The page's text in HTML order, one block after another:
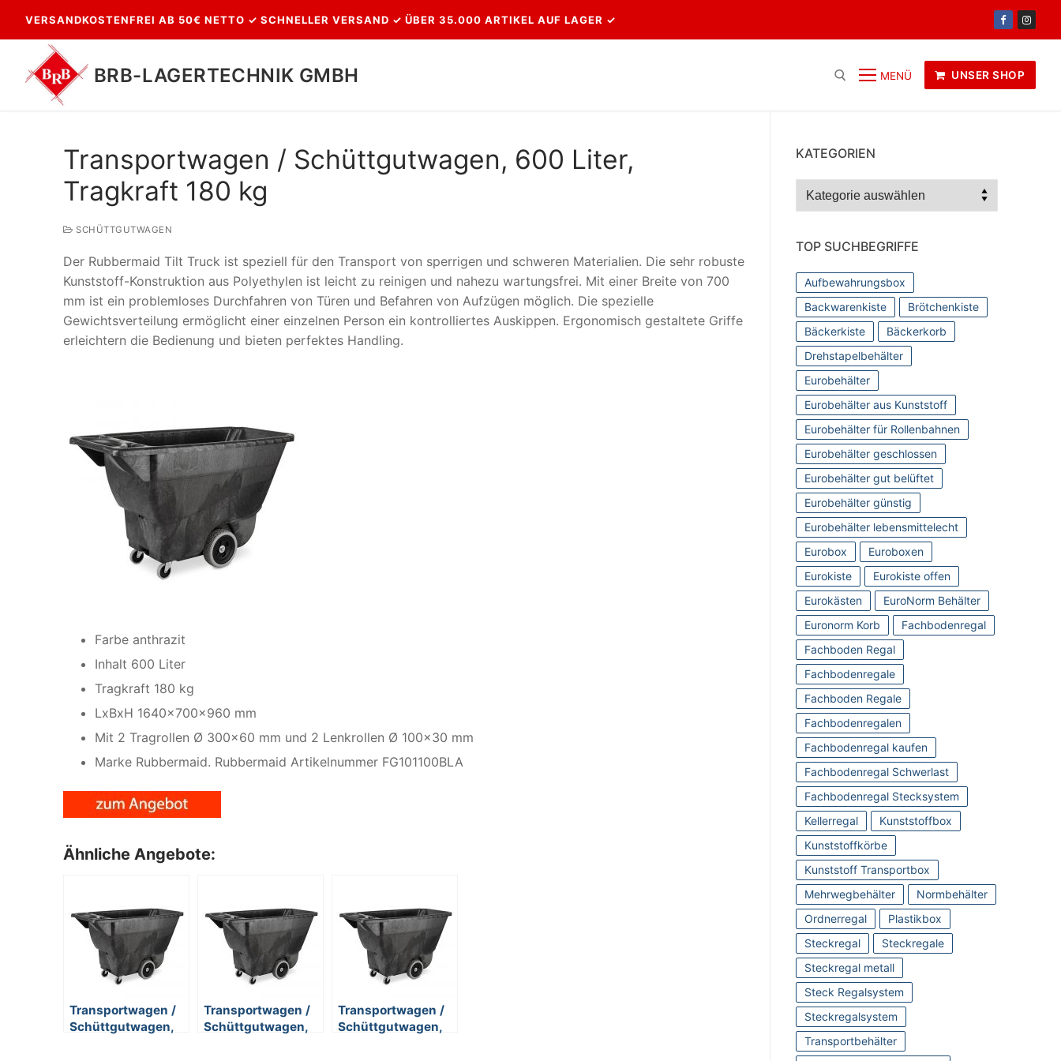
Inhalt
springen
VERSANDKOSTENFREI AB 50€ NETTO ✓ SCHNELLER VERSAND ✓ ÜBER 35.000 ARTIKEL AUF LAGER ✓
BRB-LAGERTECHNIK GMBH MENÜ UNSER SHOP
Suchen
nach:
Transportwagen / Schüttgutwagen, 600 Liter,
Tragkraft 180 kg
SCHÜTTGUTWAGEN
Der Rubbermaid Tilt Truck ist speziell für den Transport von sperrigen und schweren Materialien. Die sehr robuste
Kunststoff-Konstruktion aus Polyethylen ist leicht zu reinigen und nahezu wartungsfrei. Mit einer Breite von 700
mm ist ein problemloses Durchfahren von Türen und Befahren von Aufzügen möglich. Die spezielle
Gewichtsverteilung ermöglicht einer einzelnen Person ein kontrolliertes Auskippen. Ergonomisch gestaltete Griffe
erleichtern die Bedienung und bieten perfektes Handling.
Farbe anthrazit
Inhalt 600 Liter
Tragkraft 180 kg
LxBxH 1640x700x960 mm
Mit 2 Tragrollen Ø 300×60 mm und 2 Lenkrollen Ø 100×30 mm
Marke Rubbermaid. Rubbermaid Artikelnummer FG101100BLA
Ähnliche Angebote:
Transportwagen /
Schüttgutwagen,
Transportwagen /
Schüttgutwagen,
Transportwagen /
Schüttgutwagen,
KATEGORIEN
Kategorien
TOP SUCHBEGRIFFE
Aufbewahrungsbox
Backwarenkiste
Brötchenkiste
Bäckerkiste
Bäckerkorb
Drehstapelbehälter
Eurobehälter
Eurobehälter aus Kunststoff
Eurobehälter für Rollenbahnen
Eurobehälter geschlossen
Eurobehälter gut belüftet
Eurobehälter günstig
Eurobehälter lebensmittelecht
Eurobox
Euroboxen
Eurokiste
Eurokiste offen
Eurokästen
EuroNorm Behälter
Euronorm Korb
Fachbodenregal
Fachboden Regal
Fachbodenregale
Fachboden Regale
Fachbodenregalen
Fachbodenregal kaufen
Fachbodenregal Schwerlast
Fachbodenregal Stecksystem
Kellerregal
Kunststoffbox
Kunststoffkörbe
Kunststoff Transportbox
Mehrwegbehälter
Normbehälter
Ordnerregal
Plastikbox
Steckregal
Steckregale
Steckregal metall
Steck Regalsystem
Steckregalsystem
Transportbehälter